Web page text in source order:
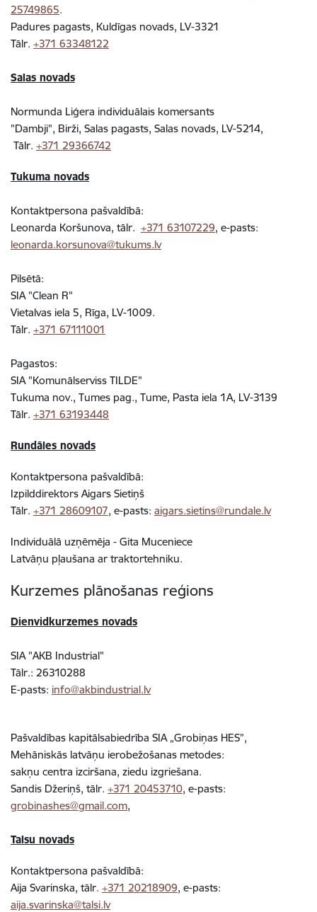
25749865.
Padures pagasts, Kuldīgas novads, LV-3321
Tālr. +371 63348122
Salas novads
Normunda Liģera individuālais komersants
"Dambji", Birži, Salas pagasts, Salas novads, LV-5214,
Tālr. +371 29366742
Tukuma novads
Kontaktpersona pašvaldībā:
Leonarda Koršunova, tālr. +371 63107229, e-pasts:
leonarda.korsunova@tukums.lv
Pilsētā:
SIA "Clean R"
Vietalvas iela 5, Rīga, LV-1009.
Tālr. +371 67111001
Pagastos:
SIA "Komunālserviss TILDE"
Tukuma nov., Tumes pag., Tume, Pasta iela 1A, LV-3139
Tālr. +371 63193448
Rundāles novads
Kontaktpersona pašvaldībā:
Izpilddirektors Aigars Sietiņš
Tālr. +371 28609107, e-pasts: aigars.sietins@rundale.lv
Individuālā uzņēmēja - Gita Muceniece
Latvāņu pļaušana ar traktortehniku.
Kurzemes plānošanas reģions
Dienvidkurzemes novads
SIA "AKB Industrial"
Tālr.: 26310288
E-pasts: info@akbindustrial.lv
Pašvaldības kapitālsabiedrība SIA „Grobiņas HES”,
Mehāniskās latvāņu ierobežošanas metodes:
sakņu centra izciršana, ziedu izgriešana.
Sandis Džeriņš, tālr. +371 20453710, e-pasts:
grobinashes@gmail.com,
Talsu novads
Kontaktpersona pašvaldībā:
Aija Svarinska, tālr. +371 20218909, e-pasts:
aija.svarinska@talsi.lv